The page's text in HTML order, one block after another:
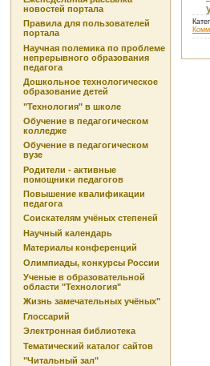
новостей портала
Правила для пользователей
портала
Научная полемика по проблеме
непрерывного образования
педагога
Дошкольное технологическое
образование детей
"Технология" в школе
Обучение в педагогическом
колледже
Обучение в педагогическом
вузе
Родители - активные
помощники педагогов
Повышение квалификации
педагога
Соискателям учёных степеней
Научный календарь
Материалы конференций
Олимпиады, конкурсы России
Ученые в образовательной
области "Технология"
Жизнь замечательных учёных"
Глоссарий
Электронная библиотека
Тематический каталог сайтов
"Читальный зал"